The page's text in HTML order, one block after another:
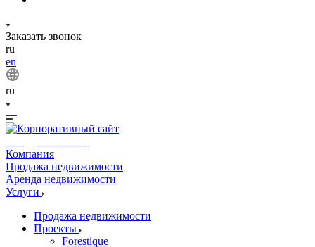
Заказать звонок
ru
en
ru
Компания
Продажа недвижимости
Аренда недвижимости
Услуги
Продажа недвижимости
Проекты
Forestique